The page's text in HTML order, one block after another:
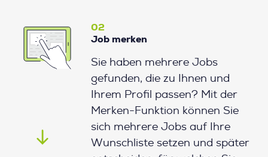
02
Job merken
Sie haben mehrere Jobs
gefunden, die zu Ihnen und
Ihrem Profil passen? Mit der
Merken-Funktion können Sie
sich mehrere Jobs auf Ihre
Wunschliste setzen und später